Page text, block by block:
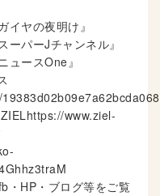
ヤの夜明け』
パーJチャンネル』
ースOne』
www.ziel-
・HP・ブログ等をご覧